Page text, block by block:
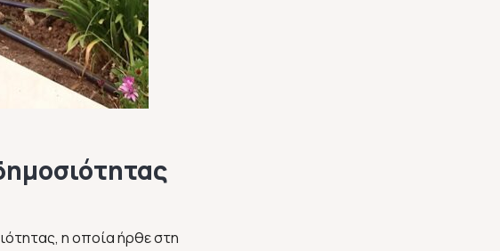
η οποία ήρθε στη